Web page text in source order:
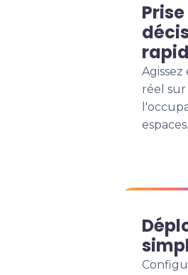
réel sur
espaces.